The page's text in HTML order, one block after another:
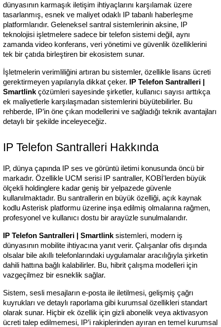
dünyasının karmaşık iletişim ihtiyaçlarını karşılamak üzere
tasarlanmış, esnek ve maliyet odaklı IP tabanlı haberleşme
platformlarıdır. Geleneksel santral sistemlerinin aksine, IP
teknolojisi işletmelere sadece bir telefon sistemi değil, aynı
zamanda video konferans, veri yönetimi ve güvenlik özelliklerini
tek bir çatıda birleştiren bir ekosistem sunar.
İşletmelerin verimliliğini artıran bu sistemler, özellikle lisans ücreti
gerektirmeyen yapılarıyla dikkat çeker.
IP Telefon Santralleri |
Smartlink çözümleri sayesinde şirketler, kullanıcı sayısı arttıkça
ek maliyetlerle karşılaşmadan sistemlerini büyütebilirler. Bu
rehberde, IP’in öne çıkan modellerini ve sağladığı teknik avantajları
detaylı bir şekilde inceleyeceğiz.
IP Telefon Santralleri Hakkında
IP, dünya çapında IP ses ve görüntü iletimi konusunda öncü bir
markadır. Özellikle UCM serisi IP santraller, KOBİ'lerden büyük
ölçekli holdinglere kadar geniş bir yelpazede güvenle
kullanılmaktadır. Bu santrallerin en büyük özelliği, açık kaynak
kodlu Asterisk platformu üzerine inşa edilmiş olmalarına rağmen,
profesyonel ve kullanıcı dostu bir arayüzle sunulmalarıdır.
IP Telefon Santralleri | Smartlink sistemleri, modern iş
dünyasının mobilite ihtiyacına yanıt verir. Çalışanlar ofis dışında
olsalar bile akıllı telefonlarındaki uygulamalar aracılığıyla şirketin
dahili hattına bağlı kalabilirler. Bu, hibrit çalışma modelleri için
vazgeçilmez bir esneklik sağlar.
Sistem, sesli mesajların e-posta ile iletilmesi, gelişmiş çağrı
kuyrukları ve detaylı raporlama gibi kurumsal özellikleri standart
olarak sunar. Hiçbir ek özellik için gizli abonelik veya aktivasyon
ücreti talep edilmemesi, IP’i rakiplerinden ayıran en temel kurumsal